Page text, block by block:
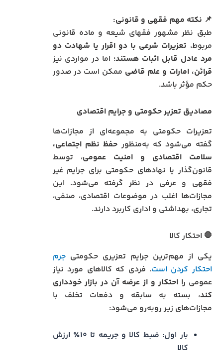
📌 نکته مهم فقهی و قانونی:
طبق نظر مشهور فقهای شیعه و ماده قانونی
مربوط، تعزیرات شرعی با دو اقرار یا شهادت دو
مرد عادل قابل اثبات هستند؛ اما در مواردی نیز
قرائن، امارات و علم قاضی ممکن است در صدور
حکم مؤثر باشد.
مصادیق تعزیر حکومتی و جرایم اقتصادی
تعزیرات حکومتی به مجموعه‌ای از مجازات‌ها
گفته می‌شود که به‌منظور حفظ نظم اجتماعی،
سلامت اقتصادی و امنیت عمومی، توسط
قانون‌گذار یا نهادهای حکومتی برای جرایم غیر
فقهی و عرفی در نظر گرفته می‌شود. این
مجازات‌ها اغلب در موضوعات اقتصادی، صنفی،
تجاری، بهداشتی و اداری کاربرد دارند.
🛑 احتکار کالا
یکی از مهم‌ترین جرایم تعزیری حکومتیجرم
احتکار کردن است. فردی که کالاهای مورد نیاز
عمومی رااحتکار و از عرضه آن در بازار خودداری
کند، بسته به سابقه و دفعات تخلف با
مجازات‌های زیر روبه‌رو می‌شود:
بار اول: ضبط کالا و جریمه تا ۱۰٪ ارزش
کالا